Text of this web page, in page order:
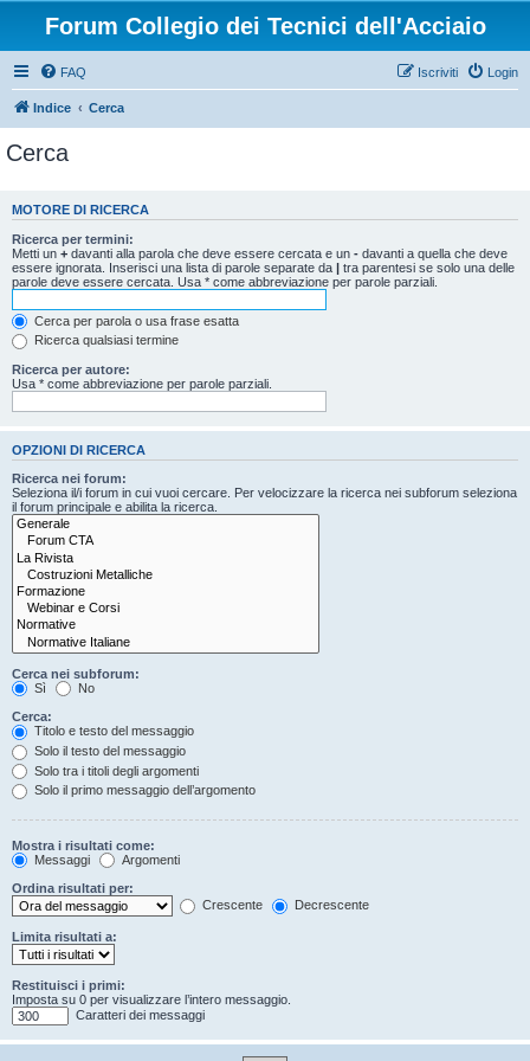
Forum Collegio dei Tecnici dell'Acciaio
FAQ Login
Iscriviti
Indice Cerca
Cerca
MOTORE DI RICERCA
Ricerca per termini:
Metti un + davanti alla parola che deve essere cercata e un - davanti a quella che deve
essere ignorata. Inserisci una lista di parole separate da | tra parentesi se solo una delle
parole deve essere cercata. Usa * come abbreviazione per parole parziali.
Cerca per parola o usa frase esatta
Ricerca qualsiasi termine
Ricerca per autore:
Usa * come abbreviazione per parole parziali.
OPZIONI DI RICERCA
Ricerca nei forum:
Seleziona il/i forum in cui vuoi cercare. Per velocizzare la ricerca nei subforum seleziona
il forum principale e abilita la ricerca.
Cerca nei subforum:
Sì
No
Cerca:
Titolo e testo del messaggio
Solo il testo del messaggio
Solo tra i titoli degli argomenti
Solo il primo messaggio dell’argomento
Mostra i risultati come:
Messaggi
Argomenti
Ordina risultati per:
Crescente
Decrescente
Limita risultati a:
Restituisci i primi:
Imposta su 0 per visualizzare l’intero messaggio.
Caratteri dei messaggi